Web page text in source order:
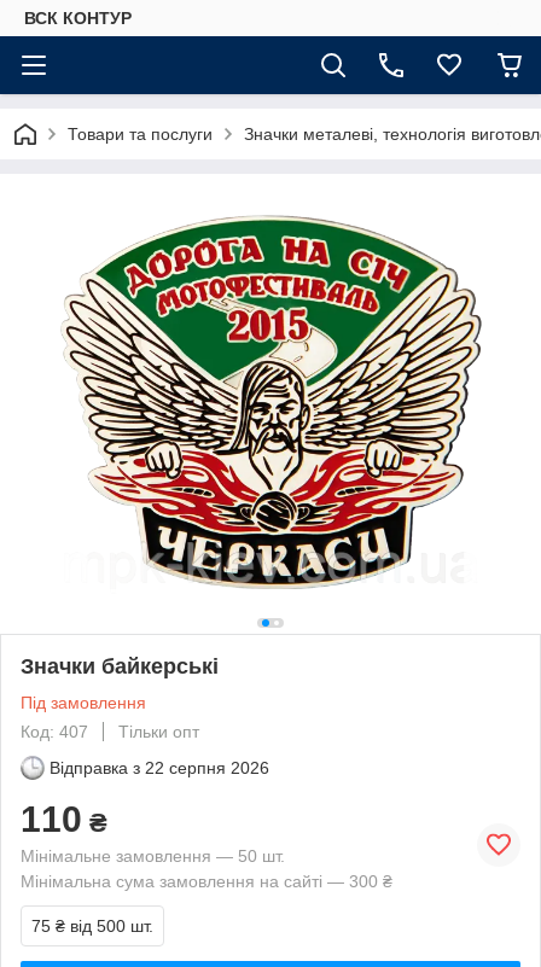
ВСК КОНТУР
Товари та послуги Значки металеві, технологія
Значки байкерські
Під замовлення
Код: 407
Тільки опт
Відправка з 22 серпня 2026
110 ₴
Мінімальне замовлення — 50 шт.
Мінімальна сума замовлення на сайті — 300 ₴
75 ₴ від 500 шт.